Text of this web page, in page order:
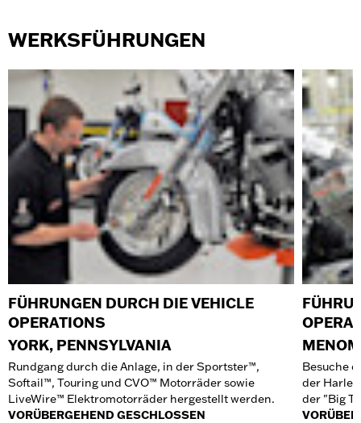
WERKSFÜHRUNGEN
FÜHRUNGEN DURCH DIE VEHICLE
OPERATIONS
YORK, PENNSYLVANIA
Rundgang durch die Anlage, in der Sportster™,
Softail™, Touring und CVO™ Motorräder sowie
LiveWire™ Elektromotorräder hergestellt werden.
VORÜBERGEHEND GESCHLOSSEN
Besuche
der
der "Big